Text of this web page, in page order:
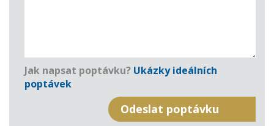
Jak napsat poptávku? Ukázky ideálních
poptávek